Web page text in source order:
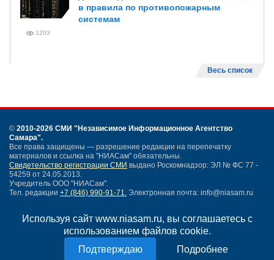
Используя сайт www.niasam.ru, вы соглашаетесь с
использованием файлов cookie.
Подробнее
в правила по противопожарным
системам
1203
Весь список
© 2010-2026 СМИ "Независимое Информационное Агентство
Самара".
Все права защищены — разрешение редакции на перепечатку
материалов и ссылка на "НИАСам" обязательны.
Свидетельство регистрации СМИ выдано Роскомнадзор: ЭЛ № ФС 77 -
54259 от 24.05.2013.
Учредитель ООО "НИАСам".
Тел. редакции +7 (846) 990-91-71. Электронная почта: info@niasam.ru
Карта сайта
Нашли ошибку?
Политика конфиденциальности